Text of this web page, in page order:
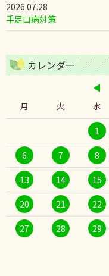
2026.07.28
手足口病対策
カレンダー
月
火 水
1
6 7 8
13 14 15
20 21 22
27 28 29